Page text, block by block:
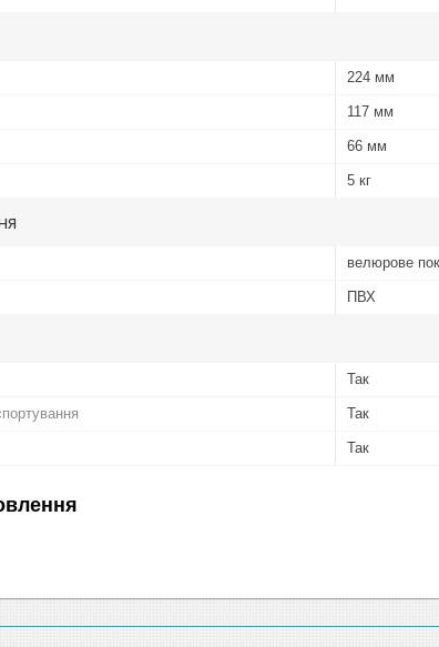
224 мм
117 мм
66 мм
5 кг
велюрове
ПВХ
Так
Так
Так